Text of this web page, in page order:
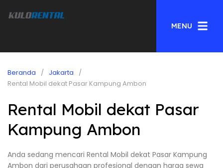
MENU
Beranda
Jakarta
Rental Mobil dekat Pasar Kampung Ambon
Rental Mobil dekat Pasar
Kampung Ambon
Anda sedang mencari Rental Mobil dekat Pasar Kampung
Ambon dari perusahaan profesional dengan harga sewa